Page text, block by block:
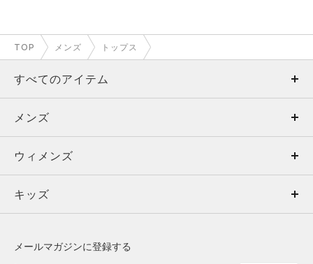
TOP メンズ トップス
すべてのアイテム
メンズ
ウィメンズ
キッズ
メンズ
トップス
ボトムス
ウィメンズ
トップス
キッズ
メールマガジンに登録する